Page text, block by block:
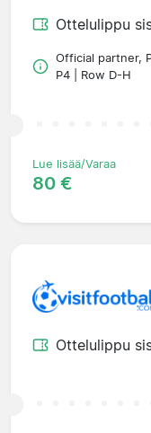
Ottelulippu
Official partner,
P4 | Row D-H
Lue lisää/Varaa
80 €
Ottelulippu